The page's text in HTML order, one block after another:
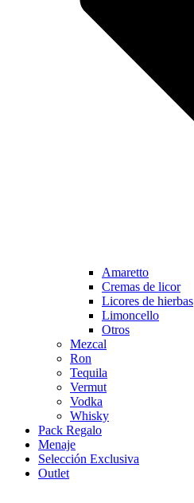
Amaretto
Cremas de licor
Licores de hierbas
Limoncello
Otros
Mezcal
Ron
Tequila
Vermut
Vodka
Whisky
Pack Regalo
Menaje
Selección Exclusiva
Outlet